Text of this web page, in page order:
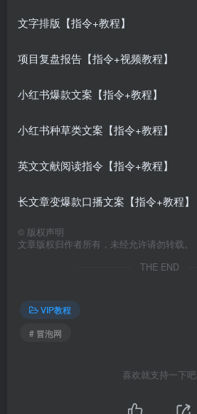
文字排版【指令+教程】
项目复盘报告【指令+视频教程】
小红书爆款文案【指令+教程】
小红书种草类文案【指令+教程】
英文文献阅读指令【指令+教程】
长文章变爆款口播文案【指令+教程】
© 版权声明
文章版权归作者所有，未经允许请勿转载。
THE END
VIP教程
# 冒泡网
喜欢就支持一下吧